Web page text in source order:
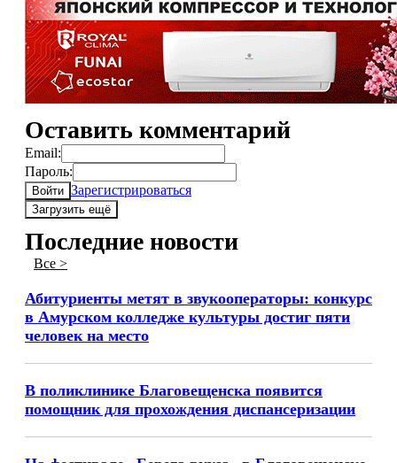
Оставить комментарий
Email:
Пароль:
Войти Зарегистрироваться
Загрузить ещё
Последние новости
Все >
Абитуриенты метят в звукооператоры: конкурс
в Амурском колледже культуры достиг пяти
человек на место
В поликлинике Благовещенска появится
помощник для прохождения диспансеризации